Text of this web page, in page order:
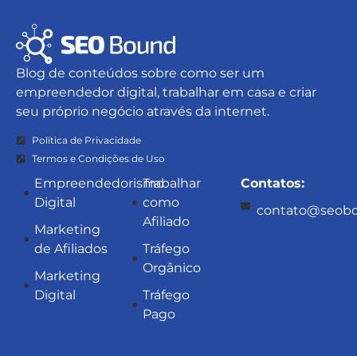
Blog de conteúdos sobre como ser um
empreendedor digital, trabalhar em casa e criar
seu próprio negócio através da internet.
Política de Privacidade
Termos e Condições de Uso
Empreendedorismo
Digital
Marketing
de Afiliados
Marketing
Digital
Trabalhar
como
Afiliado
Tráfego
Orgânico
Tráfego
Pago
Contatos: